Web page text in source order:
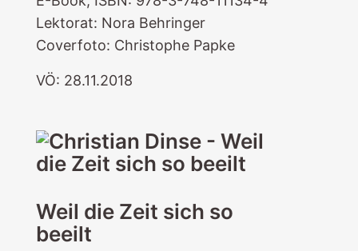
Lektorat: Nora Behringer
Coverfoto: Christophe Papke
VÖ: 28.11.2018
Weil die Zeit sich so
beeilt